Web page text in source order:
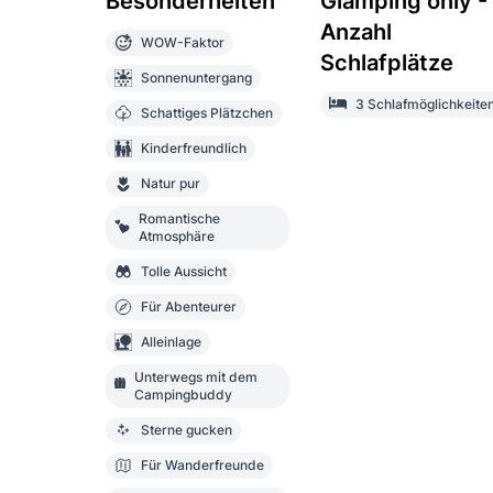
WOW-Faktor
Sonnenuntergang
Schattiges Plätzchen
Kinderfreundlich
Natur pur
Romantische
Atmosphäre
Tolle Aussicht
Für Abenteurer
Alleinlage
Unterwegs mit dem
Campingbuddy
Sterne gucken
Für Wanderfreunde
Anzahl
Schlafplätze
3